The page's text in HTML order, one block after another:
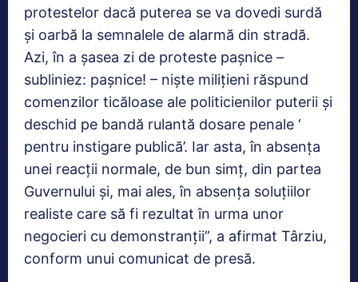
protestelor dacă puterea se va dovedi surdă
şi oarbă la semnalele de alarmă din stradă.
Azi, în a şasea zi de proteste paşnice –
subliniez: paşnice! – nişte miliţieni răspund
comenzilor ticăloase ale politicienilor puterii şi
deschid pe bandă rulantă dosare penale ‘
pentru instigare publică’. Iar asta, în absenţa
unei reacţii normale, de bun simţ, din partea
Guvernului şi, mai ales, în absenţa soluţiilor
realiste care să fi rezultat în urma unor
negocieri cu demonstranţii”, a afirmat Târziu,
conform unui comunicat de presă.